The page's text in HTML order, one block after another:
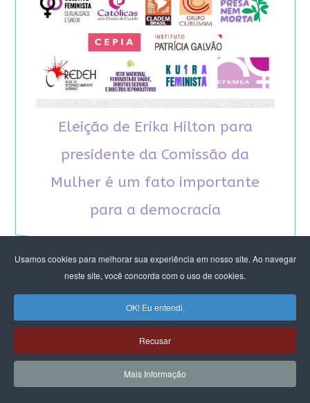
Usamos cookies para melhorar sua experiência em nosso site. Ao navegar
neste site, você concorda com o uso de cookies.
OK! Eu entendi.
Recusar
Mais Informação
Eleição de Erika Hilton para
presidente da Comissão da
Mulher é um fato importante
para a democracia
RECOMENDAMOS A LEITURA
August Nimtz prova que marxismo e
antirracismo são indissociáveis na luta
anticapitalista